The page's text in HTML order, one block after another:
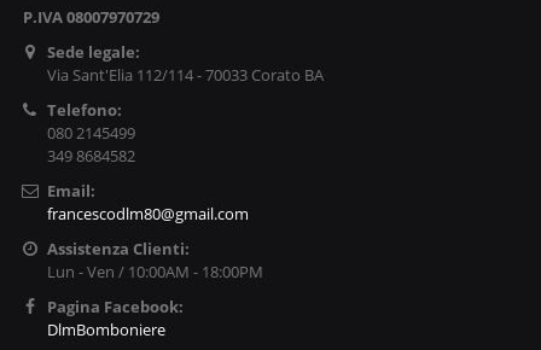
P.IVA 08007970729
Sede legale:
Via Sant'Elia 112/114 - 70033 Corato BA
Telefono:
080 2145499
349 8684582
Email:
francescodlm80@gmail.com
Assistenza Clienti:
Lun - Ven / 10:00AM - 18:00PM
Pagina Facebook:
DlmBomboniere